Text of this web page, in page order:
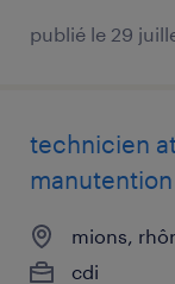
publié le 29
technicien
mions,
cdi